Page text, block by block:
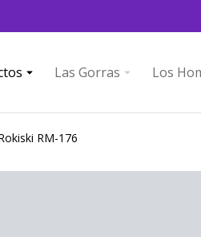
Las Gorras Los
RM-176